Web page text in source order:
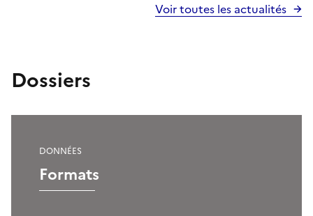
Voir toutes les actualités
Dossiers
Formats
DONNÉES